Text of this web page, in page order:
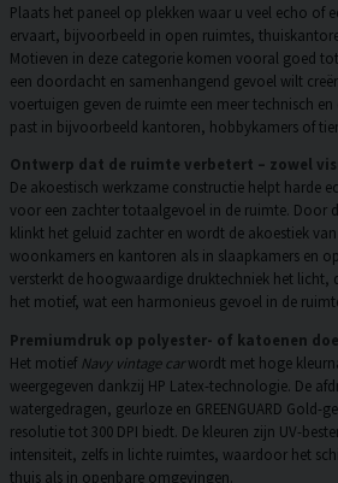
Plaats het paneel op plekken waar u veel echo of
ervaart, bijvoorbeeld in open ruimtes,
Motieven in deze categorie komen vooral goed
een doordacht en samenhangend gevoel wilt
voertuigen geven de ruimte een meer technisch
past in bijvoorbeeld kantoren, hobbykamers of
Ontwerp dat de ruimte verbetert – zowel
De akoestisch werkzame constructie helpt harde
voor een zachter totaalgevoel in de ruimte. Door
klinkt het geluid zachter en wordt de akoestiek
woonkamers en kantoren als in slaapkamers en
versterkt de hoogwaardige druktechniek het licht,
het motief, wat een harmonieus gevoel in de
Premiumdruk op polyester- of katoenen
Het motief Navy vintage carwordt met hoge
weergegeven dankzij HP Latex-technologie. De
watergedragen, geurloze en GREENGUARD Gold-
resolutie tot 300 DPI biedt. De kleuren zijn UV-
intensiteit, zelfs in lichte ruimtes, waardoor het
thuis als in openbare omgevingen.